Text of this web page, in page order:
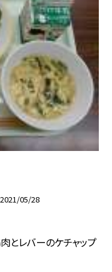
2021/05/28
とレバーのケチャップ